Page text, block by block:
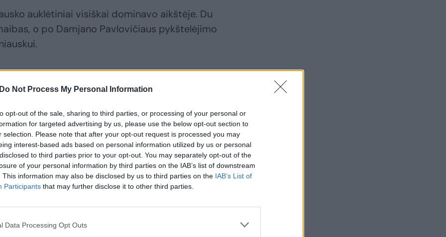
Do Not Process My Personal Information
opt-out of the sale, sharing to third parties, or processing of your personal or
for targeted advertising by us, please use the below opt-out section to
selection. Please note that after your opt-out request is processed you may
interest-based ads based on personal information utilized by us or personal
to third parties prior to your opt-out. You may separately opt-out of the
of your personal information by third parties on the IAB’s list of downstream
This information may also be disclosed by us to third parties on the IAB’s List of
Participants that may further disclose it to other third parties.
Data Processing Opt Outs
auklėtiniai visiškai dominavo aikštėje. Du
o po Damjano Pavlovičiaus pykštelėjimo
žaidimą ir patys atliko keletą aštresnių
tačiau arti antrojo įvarčio buvo aikštės
Fedoras Černychas sudrebino skersinį.